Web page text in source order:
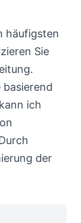
häufigsten
Sie
ich
der